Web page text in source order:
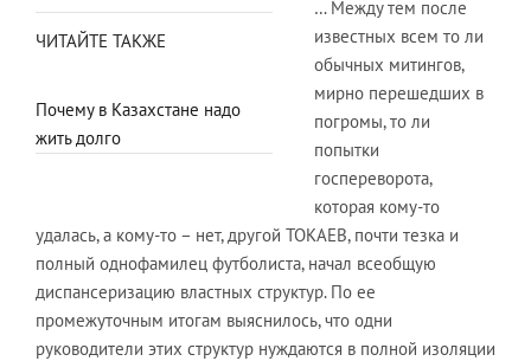
ЧИТАЙТЕ ТАКЖЕ
Почему в Казахстане надо
жить долго
… Между тем после
известных всем то ли
обычных митингов,
мирно перешедших в
погромы, то ли
попытки
госпереворота,
которая кому-то
удалась, а кому-то – нет, другой ТОКАЕВ, почти тезка и
полный однофамилец футболиста, начал всеобщую
диспансеризацию властных структур. По ее
промежуточным итогам выяснилось, что одни
руководители этих структур нуждаются в полной изоляции